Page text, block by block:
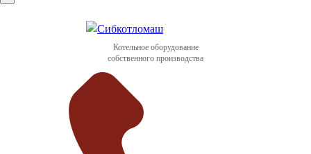
Котельное оборудование
собственного производства